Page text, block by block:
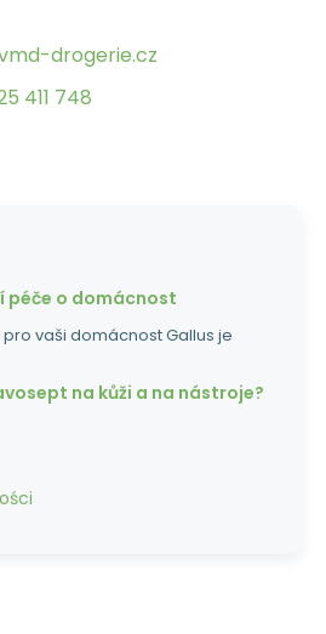
drogerie.cz
411 748
péče o domácnost
pro vaši domácnost Gallus je
na kůži a na nástroje?